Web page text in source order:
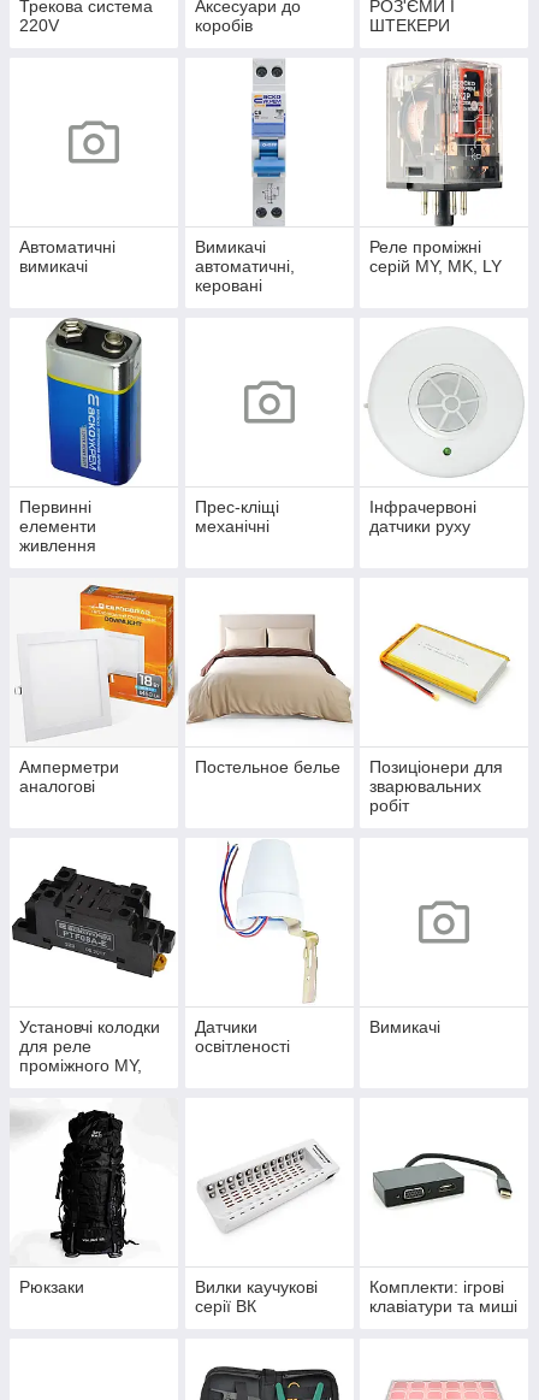
Трекова система
220V
Аксесуари до
коробів
РОЗ'ЄМИ І
ШТЕКЕРИ
Автоматичні
вимикачі
Вимикачі
автоматичні,
керовані
Реле проміжні
серій MY, MK, LY
Первинні
елементи
живлення
Прес-кліщі
механічні
Інфрачервоні
датчики руху
Амперметри
аналогові
Постельное белье
Позиціонери для
зварювальних
робіт
Установчі колодки
для реле
проміжного MY,
Датчики
освітленості
Вимикачі
Рюкзаки
Вилки каучукові
серії ВК
Комплекти: ігрові
клавіатури та миші